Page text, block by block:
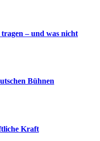
– und was nicht
Bühnen
Kraft